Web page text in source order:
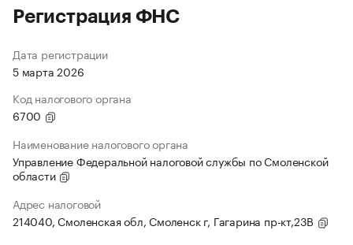
Регистрация ФНС
Дата регистрации
5 марта 2026
Код налогового органа
6700
Наименование налогового органа
Управление Федеральной налоговой службы по Смоленской
области
Адрес налоговой
214040, Смоленская обл, Смоленск г, Гагарина пр-кт,23В